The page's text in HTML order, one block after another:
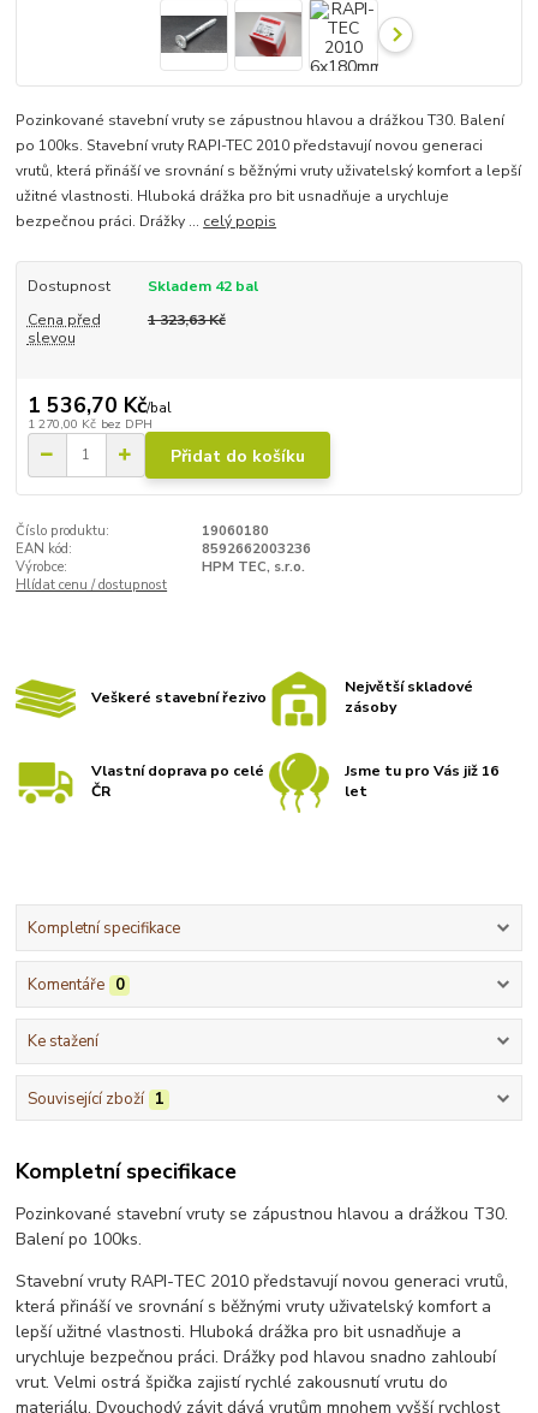
Pozinkované stavební vruty se zápustnou hlavou a drážkou T30. Balení
po 100ks. Stavební vruty RAPI-TEC 2010 představují novou generaci
vrutů, která přináší ve srovnání s běžnými vruty uživatelský komfort a lepší
užitné vlastnosti. Hluboká drážka pro bit usnadňuje a urychluje
bezpečnou práci. Drážky ... celý popis
Dostupnost
Skladem 42 bal
Cena před
slevou
1 323,63 Kč
1 536,70 Kč/bal
1 270,00 Kč bez DPH
Přidat do košíku
Číslo produktu:
19060180
EAN kód:
8592662003236
Výrobce:
HPM TEC, s.r.o.
Hlídat cenu / dostupnost
Veškeré stavební řezivo
Největší skladové
zásoby
Vlastní doprava po celé
ČR
Jsme tu pro Vás již 16
let
Kompletní specifikace
Komentáře 0
Ke stažení
Související zboží 1
Kompletní specifikace
Pozinkované stavební vruty se zápustnou hlavou a drážkou T30.
Balení po 100ks.
Stavební vruty RAPI-TEC 2010 představují novou generaci vrutů,
která přináší ve srovnání s běžnými vruty uživatelský komfort a
lepší užitné vlastnosti. Hluboká drážka pro bit usnadňuje a
urychluje bezpečnou práci. Drážky pod hlavou snadno zahloubí
vrut. Velmi ostrá špička zajistí rychlé zakousnutí vrutu do
materiálu. Dvouchodý závit dává vrutům mnohem vyšší rychlost